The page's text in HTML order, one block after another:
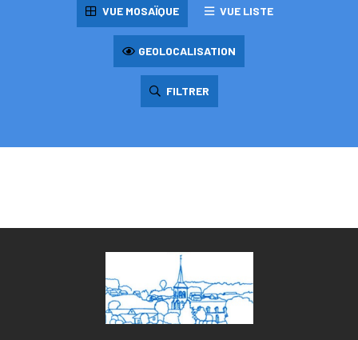
VUE MOSAÏQUE VUE LISTE
GEOLOCALISATION
FILTRER